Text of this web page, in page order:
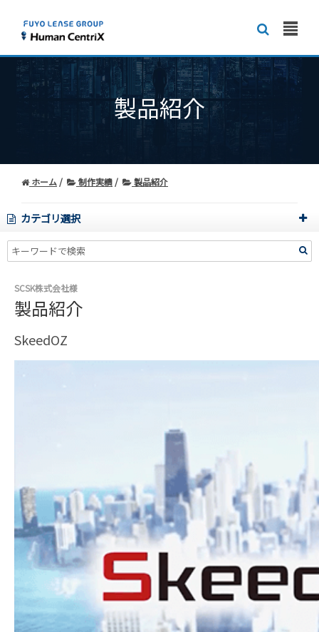
製品紹介
ホーム 制作実績 製品紹介
カテゴリ選択
SCSK株式会社様
製品紹介
SkeedOZ